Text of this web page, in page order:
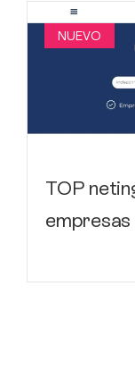
NUEVO
TOP